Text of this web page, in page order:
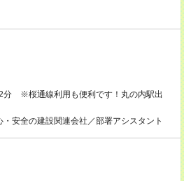
分 ※桜通線利用も便利です！丸の内駅出
安全の建設関連会社／部署アシスタント